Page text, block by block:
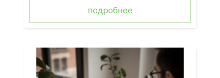
подробнее